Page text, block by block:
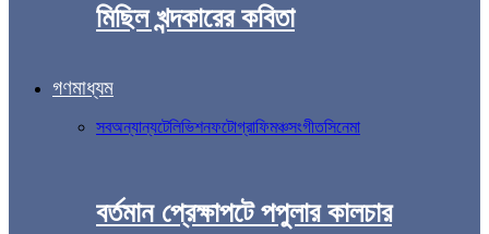
মিছিল খন্দকারের কবিতা
গণমাধ্যম
সবঅন্যান্যটেলিভিশনফটোগ্রাফিমঞ্চসংগীতসিনেমা
বর্তমান প্রেক্ষাপটে পপুলার কালচার